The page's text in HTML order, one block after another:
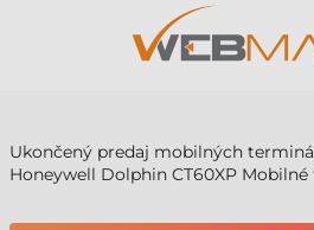
Ukončený predaj mobilných
Honeywell Dolphin CT60XP